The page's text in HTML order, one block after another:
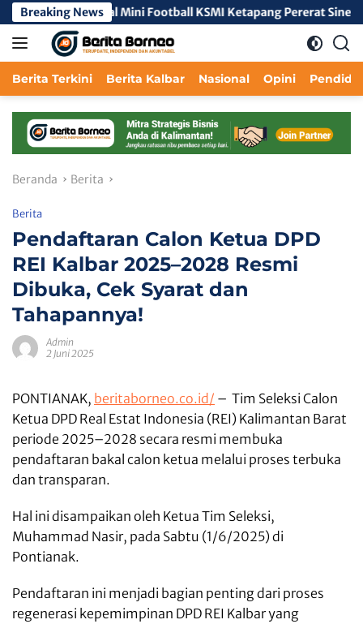
Langsung
ke
konten
Breaking News
Vertical Mini Football KSMI Ketapang Pererat Sinergi
Berita Terkini Berita Kalbar Nasional Opini
Beranda Berita
Berita
Pendaftaran Calon Ketua DPD
REI Kalbar 2025–2028 Resmi
Dibuka, Cek Syarat dan
Tahapannya!
Admin
2 Juni 2025
PONTIANAK, beritaborneo.co.id/ – Tim Seleksi Calon
Ketua DPD Real Estat Indonesia (REI) Kalimantan Barat
periode 2025–2028 secara resmi membuka
pendaftaran bakal calon ketua melalui proses terbuka
dan transparan.
Hal ini disampaikan oleh Ketua Tim Seleksi,
Muhammad Nasir, pada Sabtu (1/6/2025) di
Pontianak.
Pendaftaran ini menjadi bagian penting dari proses
regenerasi kepemimpinan DPD REI Kalbar yang